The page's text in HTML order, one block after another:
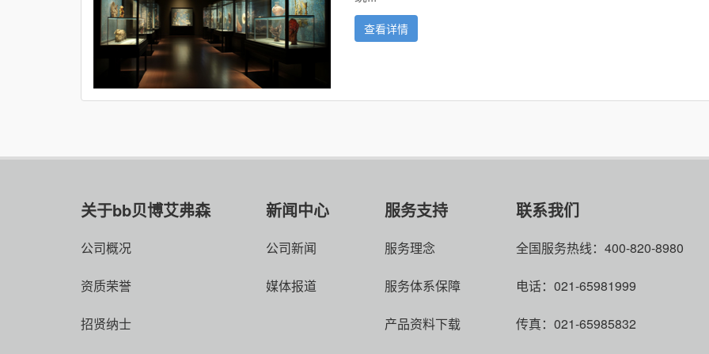
查看详情
关于bb贝博艾弗森
公司概况
资质荣誉
招贤纳士
新闻中心
公司新闻
媒体报道
服务支持
服务理念
服务体系保障
产品资料下载
联系我们
全国服务热线：400-820-8980
电话：021-65981999
传真：021-65985832